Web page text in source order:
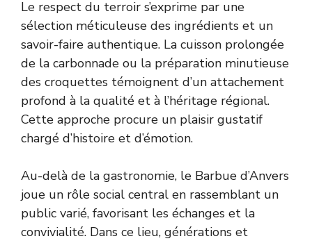
Le respect du terroir s’exprime par une
sélection méticuleuse des ingrédients et un
savoir-faire authentique. La cuisson prolongée
de la carbonnade ou la préparation minutieuse
des croquettes témoignent d’un attachement
profond à la qualité et à l’héritage régional.
Cette approche procure un plaisir gustatif
chargé d’histoire et d’émotion.
Au-delà de la gastronomie, le Barbue d’Anvers
joue un rôle social central en rassemblant un
public varié, favorisant les échanges et la
convivialité. Dans ce lieu, générations et